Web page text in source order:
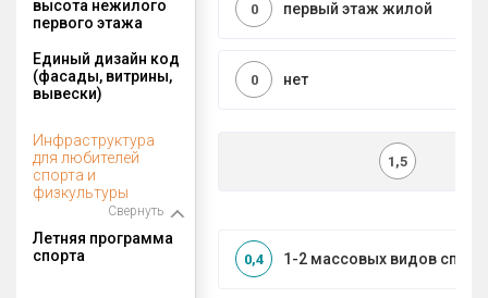
высота нежилого
первого этажа
первый этаж жилой
0
Единый дизайн код
(фасады, витрины,
вывески)
нет
0
Инфраструктура
для любителей
спорта и
физкультуры
Свернуть
1,5
Летняя программа
спорта
1-2 массовых видов
0,4